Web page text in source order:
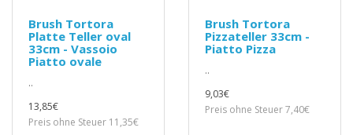
Brush Tortora
Platte Teller oval
33cm - Vassoio
Piatto ovale
..
13,85€
Preis ohne Steuer 11,35€
Brush Tortora
Pizzateller 33cm -
Piatto Pizza
..
9,03€
Preis ohne Steuer 7,40€